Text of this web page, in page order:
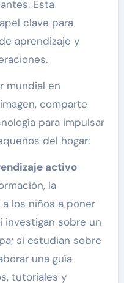
Esta
clave para
aprendizaje y
mundial en
comparte
para impulsar
del hogar:
activo
la
los niños a poner
investigan sobre un
si estudian sobre
una guía
tutoriales y